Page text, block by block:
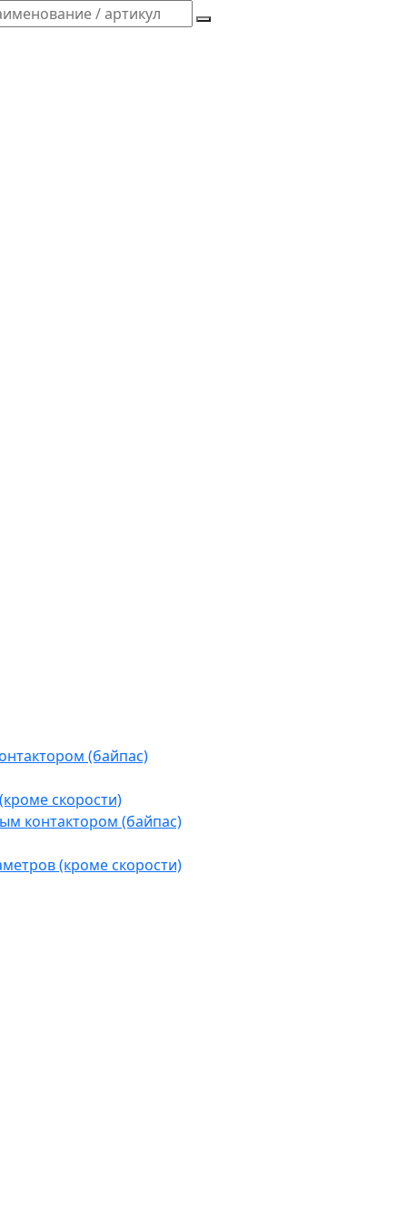
(байпас)
скорости)
контактором (байпас)
(кроме скорости)